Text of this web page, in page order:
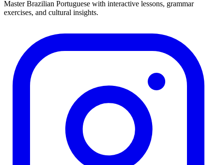
Master Brazilian Portuguese with interactive lessons, grammar
exercises, and cultural insights.